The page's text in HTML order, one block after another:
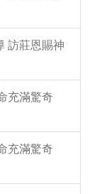
訪莊恩賜神
充滿驚奇
充滿驚奇